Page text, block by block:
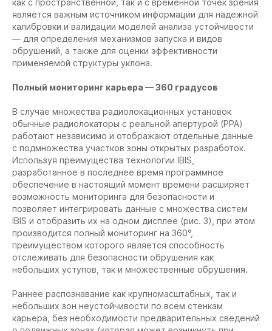
как с пространственной, так и с временной точек зрения
является важным источником информации для надежной
калибровки и валидации моделей анализа устойчивости
— для определения механизмов запуска и видов
обрушений, а также для оценки эффективности
применяемой структуры уклона.
Полный мониторинг карьера — 360 градусов
В случае множества радиолокационных установок
обычные радиолокаторы с реальной апертурой (РРА)
работают независимо и отображают отдельные данные
с подмножества участков зоны открытых разработок.
Используя преимущества технологии IBIS,
разработанное в последнее время программное
обеспечение в настоящий момент времени расширяет
возможность мониторинга для безопасности и
позволяет интегрировать данные с множества систем
IBIS и отобразить их на одном дисплее (рис. 3), при этом
производится полный мониторинг на 360°,
преимуществом которого является способность
отслеживать для безопасности обрушения как
небольших уступов, так и множественные обрушения.
Раннее распознавание как крупномасштабных, так и
небольших зон неустойчивости по всем стенкам
карьера, без необходимости предварительных сведений